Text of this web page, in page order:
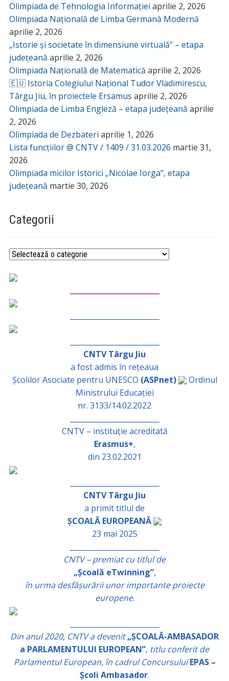
Olimpiada de Tehnologia Informației aprilie 2, 2026
Olimpiada Națională de Limba Germană Modernă
aprilie 2, 2026
„Istorie și societate în dimensiune virtuală” – etapa
județeană aprilie 2, 2026
Olimpiada Națională de Matematică aprilie 2, 2026
🇪🇺 Istoria Colegiului Național Tudor Vladimirescu,
Târgu Jiu, în proiectele Ersamus aprilie 2, 2026
Olimpiada de Limba Engleză – etapa județeană aprilie
2, 2026
Olimpiada de Dezbateri aprilie 1, 2026
Lista funcțiilor @ CNTV / 1409 / 31.03.2026 martie 31,
2026
Olimpiada micilor Istorici „Nicolae Iorga”, etapa
județeană martie 30, 2026
Categorii
Categorii
CNTV Târgu Jiu
a fost admis în rețeaua
Școlilor Asociate pentru UNESCO (ASPnet)
Ordinul
Ministrului Educației
nr. 3133/14.02.2022
CNTV – instituție acreditată
Erasmus+,
din 23.02.2021
CNTV Târgu Jiu
a primit titlul de
ȘCOALĂ EUROPEANĂ
23 mai 2025
CNTV – premiat cu titlul de
„Școală eTwinning”,
în urma desfășurării unor importante proiecte
europene.
Din anul 2020, CNTV a devenit „ȘCOALĂ-AMBASADOR
a PARLAMENTULUI EUROPEAN”, titlu conferit de
Parlamentul European, în cadrul Concursului EPAS –
Școli Ambasador.